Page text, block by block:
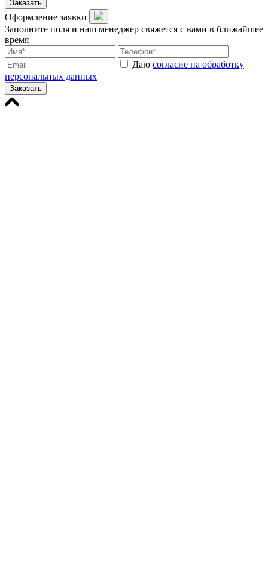
Заказать
Оформление заявки
Заполните поля и наш менеджер свяжется с вами в ближайшее
время
Даю согласие на обработку
персональных данных
Заказать